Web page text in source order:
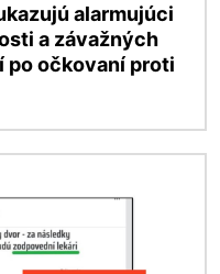
alarmujúci
a závažných
po očkovaní proti